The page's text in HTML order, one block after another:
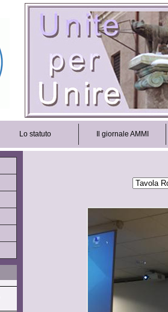
Lo statuto Il giornale AMMI